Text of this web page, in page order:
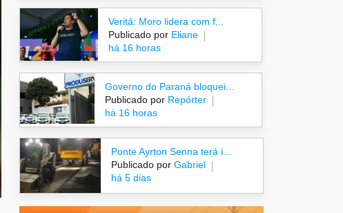
Veritá: Moro lidera com f...
Publicado porEliane
há 16 horas
Governo do Paraná bloquei...
Publicado porRepórter
há 16 horas
Ponte Ayrton Senna terá i...
Publicado por Gabriel
há 5 dias